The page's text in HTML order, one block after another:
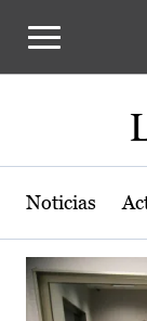
Noticias